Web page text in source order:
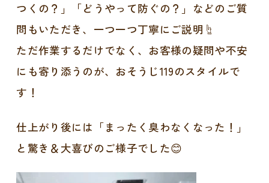
つくの？」「どうやって防ぐの？」などのご質
問もいただき、一つ一つ丁寧にご説明☝️
ただ作業するだけでなく、お客様の疑問や不安
にも寄り添うのが、おそうじ119のスタイルで
す！
仕上がり後には「まったく臭わなくなった！」
と驚き＆大喜びのご様子でした😊